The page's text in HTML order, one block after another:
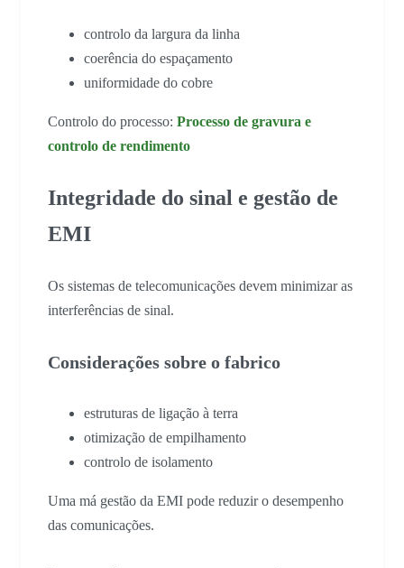
controlo da largura da linha
coerência do espaçamento
uniformidade do cobre
Controlo do processo: Processo de gravura e
controlo de rendimento
Integridade do sinal e gestão de
EMI
Os sistemas de telecomunicações devem minimizar as
interferências de sinal.
Considerações sobre o fabrico
estruturas de ligação à terra
otimização de empilhamento
controlo de isolamento
Uma má gestão da EMI pode reduzir o desempenho
das comunicações.